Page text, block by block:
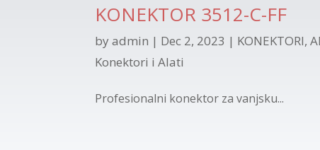
KONEKTOR 3512-C-FF
byadmin | Dec 2, 2023 | KONEKTORI,
Konektori i Alati
Profesionalni konektor za vanjsku...